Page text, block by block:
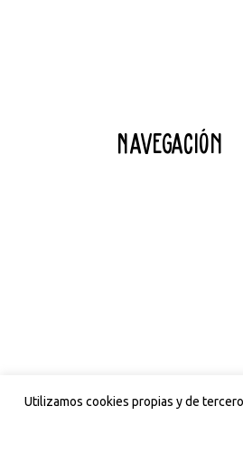
Navegación
Utilizamos cookies propias y de